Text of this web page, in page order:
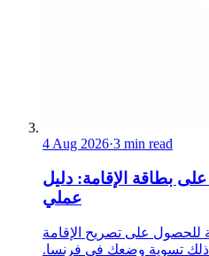
4 Aug 2026·3 min read
بطاقة الإقامة: دليل
عملي
على تصريح الإقامة
تسوية وضعك في فرنسا.